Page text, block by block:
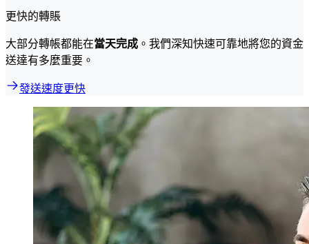
更快的轉賬
大部分轉帳都能在當天完成 。我們深知快速可靠地將您的資金
送達有多麼重要。
發送速度更快